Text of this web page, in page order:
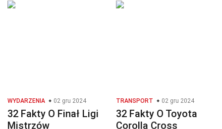
WYDARZENIA 02 gru 2024
32 Fakty O Finał Ligi
Mistrzów
TRANSPORT 02 gru 2024
32 Fakty O Toyota
Corolla Cross